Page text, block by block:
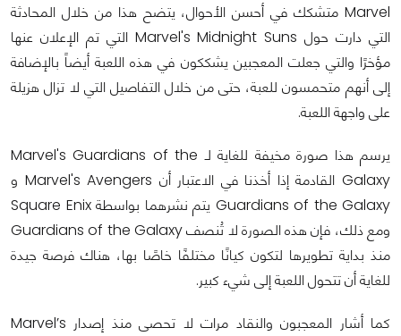
Marvel متشكك في أحسن الأحوال، يتضح هذا من خلال المحادثة
التي دارت حول Marvel's Midnight Suns التي تم الإعلان عنها
مؤخرًا والتي جعلت المعجبين يشككون في هذه اللعبة أيضاً بالإضافة
إلى أنهم متحمسون للعبة، حتى من خلال التفاصيل التي لا تزال هزيلة
على واجهة اللعبة.
يرسم هذا صورة مخيفة للغاية لـ Marvel's Guardians of the
Galaxy القادمة إذا أخذنا في الاعتبار أن Marvel's Avengers و
Guardians of the Galaxy يتم نشرهما بواسطة Square Enix
ومع ذلك، فإن هذه الصورة لا تُنصف Guardians of the Galaxy
منذ بداية تطويرها لتكون كيانًا مختلفًا خاصًا بها، هناك فرصة جيدة
للغاية أن تتحول اللعبة إلى شيء كبير.
كما أشار المعجبون والنقاد مرات لا تحصى منذ إصدار Marvel’s